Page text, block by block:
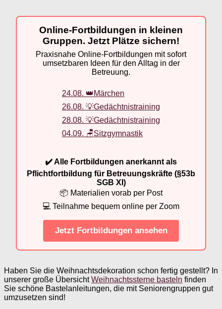
Online-Fortbildungen in kleinen
Gruppen. Jetzt Plätze sichern!
Praxisnahe Online-Fortbildungen mit sofort
umsetzbaren Ideen für den Alltag in der
Betreuung.
24.08. 👑Märchen
26.08. 💡Gedächtnistraining
28.08. 💡Gedächtnistraining
04.09. 🪑Sitzgymnastik
✔️ Alle Fortbildungen anerkannt als
Pflichtfortbildung für Betreuungskräfte (§53b
SGB XI)
📦 Materialien vorab per Post
💻 Teilnahme bequem online per Zoom
Jetzt Fortbildungen ansehen
Haben Sie die Weihnachtsdekoration schon fertig gestellt? In
unserer große ÜbersichtWeihnachtssterne basteln finden
Sie schöne Bastelanleitungen, die mit Seniorengruppen gut
umzusetzen sind!